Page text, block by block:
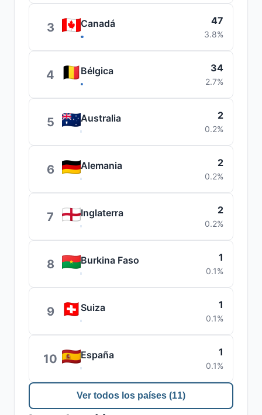
3 Canadá 47
3.8%
4 Bélgica 34
2.7%
5 Australia 2
0.2%
6 Alemania 2
0.2%
7 Inglaterra 2
0.2%
8 Burkina Faso 1
0.1%
9 Suiza 1
0.1%
10 España 1
0.1%
Ver todos los países (11)